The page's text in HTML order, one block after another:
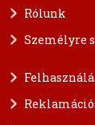
Rólunk
Személyre